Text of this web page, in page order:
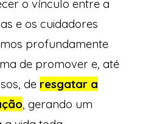
o vínculo entre a
e os cuidadores
profundamente
de promover e, até
de resgatar a
,gerando um